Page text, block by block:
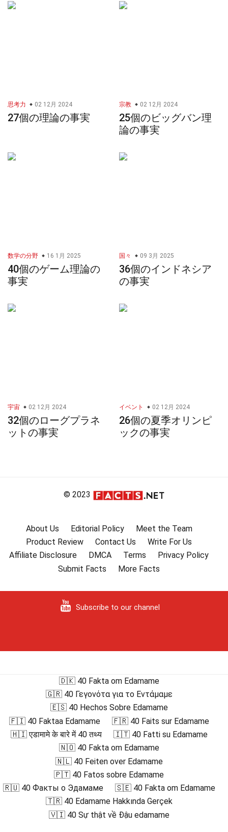
思考力 02 12月 2024
27個の理論の事実
宗教 02 12月 2024
25個のビッグバン理
論の事実
数学の分野 16 1月 2025
40個のゲーム理論の
事実
国々 09 3月 2025
36個のインドネシア
の事実
宇宙 02 12月 2024
32個のローグプラネ
ットの事実
イベント 02 12月 2024
26個の夏季オリンピ
ックの事実
© 2023
About Us Editorial Policy
Meet the Team
Product Review
Contact Us
Write For Us
Affiliate Disclosure
DMCA Terms
Privacy Policy
Submit Facts
More Facts
Subscribe to our channel
🇩🇰 40 Fakta om Edamame
🇬🇷 40 Γεγονότα για το Εντάμαμε
🇪🇸 40 Hechos Sobre Edamame
🇫🇮 40 Faktaa Edamame
🇫🇷 40 Faits sur Edamame
🇭🇮 एडामामे के बारे में 40 तथ्य
🇮🇹 40 Fatti su Edamame
🇳🇴 40 Fakta om Edamame
🇳🇱 40 Feiten over Edamame
🇵🇹 40 Fatos sobre Edamame
🇷🇺 40 Факты о Эдамаме
🇸🇪 40 Fakta om Edamame
🇹🇷 40 Edamame Hakkında Gerçek
🇻🇮 40 Sự thật về Đậu edamame